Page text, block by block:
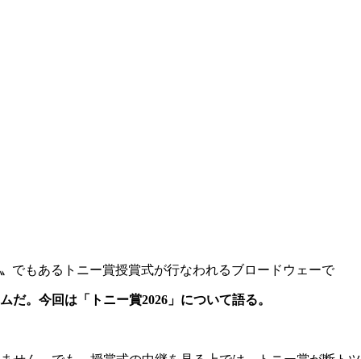
でもあるトニー賞授賞式が行なわれるブロードウェーで
。今回は「トニー賞2026」について語る。